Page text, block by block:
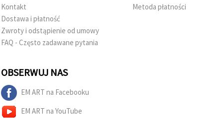
Kontakt
Dostawa i płatność
Zwroty i odstąpienie od umowy
FAQ - Często zadawane pytania
Metoda płatności
OBSERWUJ NAS
EM ART na Facebooku
EM ART na YouTube